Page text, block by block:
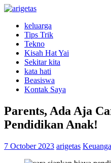
keluarga
Tips Trik
Tekno
Kisah Hat Yai
Sekitar kita
kata hati
Beasiswa
Kontak Saya
Parents, Ada Aja
Pendidikan Anak!
7 October 2023 arigetas